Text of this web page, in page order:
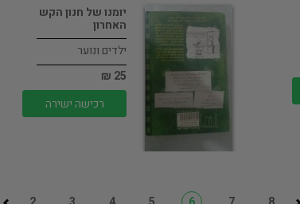
יומנו של חנון הקש
האחרון
ילדים ונוער
25 ₪
רכישה ישירה